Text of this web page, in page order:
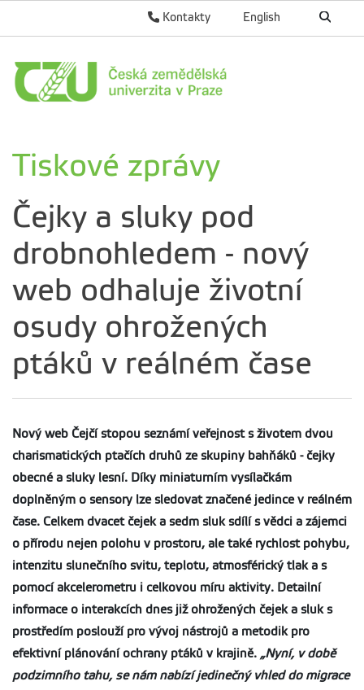
English
Kontakty
Tiskové zprávy
Čejky a sluky pod
drobnohledem - nový
web odhaluje životní
osudy ohrožených
ptáků v reálném čase
Nový web Čejčí stopou seznámí veřejnost s životem dvou
charismatických ptačích druhů ze skupiny bahňáků - čejky
obecné a sluky lesní. Díky miniaturním vysílačkám
doplněným o sensory lze sledovat značené jedince v reálném
čase. Celkem dvacet čejek a sedm sluk sdílí s vědci a zájemci
o přírodu nejen polohu v prostoru, ale také rychlost pohybu,
intenzitu slunečního svitu, teplotu, atmosférický tlak a s
pomocí akcelerometru i celkovou míru aktivity. Detailní
informace o interakcích dnes již ohrožených čejek a sluk s
prostředím poslouží pro vývoj nástrojů a metodik pro
efektivní plánování ochrany ptáků v krajině. „Nyní, v době
podzimního tahu, se nám nabízí jedinečný vhled do migrace